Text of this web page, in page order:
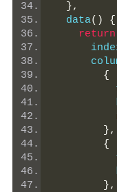
},
  data
()
{
return
{
},
{
},